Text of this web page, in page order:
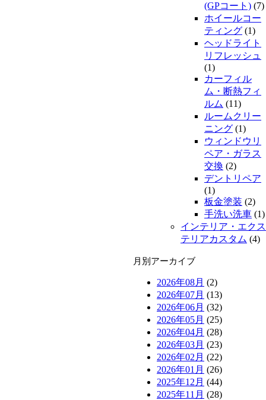
(GPコート) (7)
ホイールコー
ティング (1)
ヘッドライト
リフレッシュ
(1)
カーフィル
ム・断熱フィ
ルム (11)
ルームクリー
ニング (1)
ウィンドウリ
ペア・ガラス
交換 (2)
デントリペア
(1)
板金塗装 (2)
手洗い洗車 (1)
インテリア・エクス
テリアカスタム (4)
月別アーカイブ
2026年08月 (2)
2026年07月 (13)
2026年06月 (32)
2026年05月 (25)
2026年04月 (28)
2026年03月 (23)
2026年02月 (22)
2026年01月 (26)
2025年12月 (44)
2025年11月 (28)